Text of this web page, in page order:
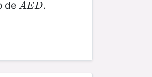
deAED
AED .